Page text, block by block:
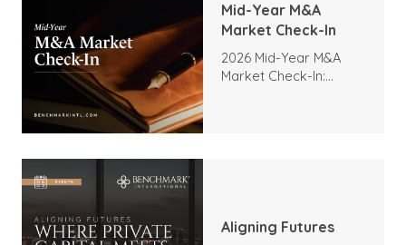
Mid-Year M&A
Market Check-In
2026 Mid-Year M&A
Market Check-In:
Aligning Futures